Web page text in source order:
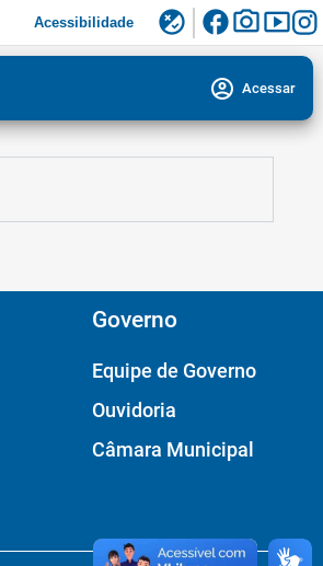
Acessibilidade flaky facebookphoto_camerasmart_display
account_circle Acessar
Governo
Equipe de Governo
Ouvidoria
Câmara Municipal